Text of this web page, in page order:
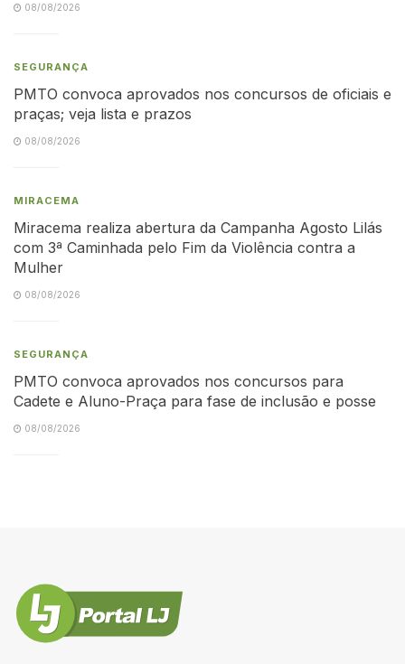
08/08/2026
SEGURANÇA
PMTO convoca aprovados nos concursos de oficiais e
praças; veja lista e prazos
08/08/2026
MIRACEMA
Miracema realiza abertura da Campanha Agosto Lilás
com 3ª Caminhada pelo Fim da Violência contra a
Mulher
08/08/2026
SEGURANÇA
PMTO convoca aprovados nos concursos para
Cadete e Aluno-Praça para fase de inclusão e posse
08/08/2026